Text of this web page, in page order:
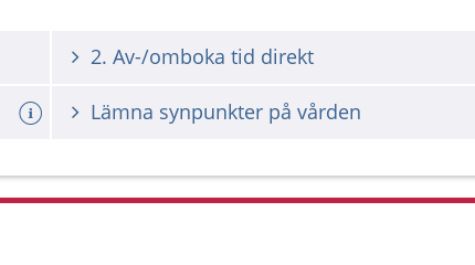
2. Av-/omboka tid direkt
Lämna synpunkter på vården